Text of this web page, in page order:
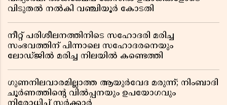
വിടുതൽ നൽകി വഞ്ചിയൂർ കോടതി
നീറ്റ് പരിശീലനത്തിനിടെ സഹോദരി മരിച്ച
സംഭവത്തിന് പിന്നാലെ സഹോദരനെയും
ലോഡ്ജിൽ മരിച്ച നിലയിൽ കണ്ടെത്തി
ഗുണനിലവാരമില്ലാത്ത ആയുർവേദ മരുന്ന്; നിംബാദി
ചൂർണത്തിൻ്റെ വിൽപ്പനയും ഉപയോഗവും